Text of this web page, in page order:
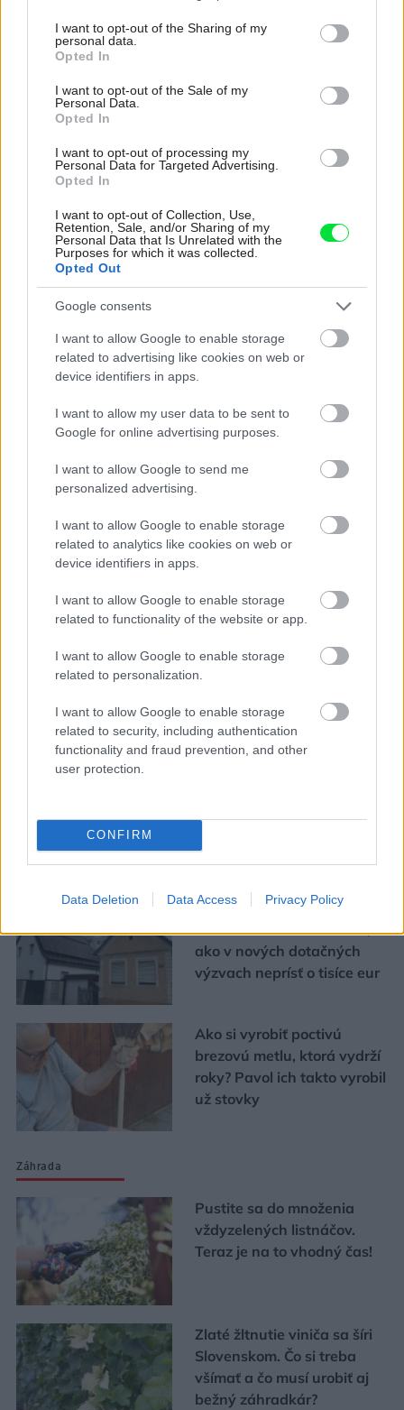
not limited to your visit or usage behaviour. You may click to
grant or deny consent to Google and its third-party tags to
use your data for below specified purposes in below Google
consent section.
I want to opt-out of the Sharing of my
personal data.
Opted In
I want to opt-out of the Sale of my
Personal Data.
Opted In
I want to opt-out of processing my
Personal Data for Targeted Advertising.
Opted In
I want to opt-out of Collection, Use,
Retention, Sale, and/or Sharing of my
Personal Data that Is Unrelated with the
Purposes for which it was collected.
Opted Out
Google consents
I want to allow Google to enable storage
related to advertising like cookies on web or
device identifiers in apps.
I want to allow my user data to be sent to
Google for online advertising purposes.
I want to allow Google to send me
personalized advertising.
I want to allow Google to enable storage
related to analytics like cookies on web or
device identifiers in apps.
I want to allow Google to enable storage
related to functionality of the website or app.
I want to allow Google to enable storage
related to personalization.
I want to allow Google to enable storage
related to security, including authentication
functionality and fraud prevention, and other
user protection.
CONFIRM
Data Deletion Data Access Privacy Policy
Mohlo by vás zaujímať
Veľký posun v príprave
tunela Karpaty: NDS hľadá
zhotoviteľa projektovej
dokumentácie
Pod asfaltom bola vzácna
dlažba. Nádvorie Pistoriho
Urob si sám
Chystáte sa zatepľovať
alebo meniť kotol? Návod,
ako v nových dotačných
výzvach neprísť o tisíce eur
Ako si vyrobiť poctivú
brezovú metlu, ktorá vydrží
roky? Pavol ich takto vyrobil
už stovky
Záhrada
Pustite sa do množenia
vždyzelených listnáčov.
Teraz je na to vhodný čas!
Zlaté žltnutie viniča sa šíri
Slovenskom. Čo si treba
všímať a čo musí urobiť aj
bežný záhradkár?